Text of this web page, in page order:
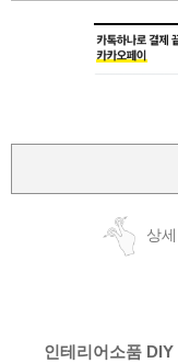
상
인테리어소품